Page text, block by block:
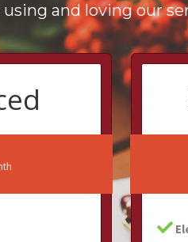
and loving our